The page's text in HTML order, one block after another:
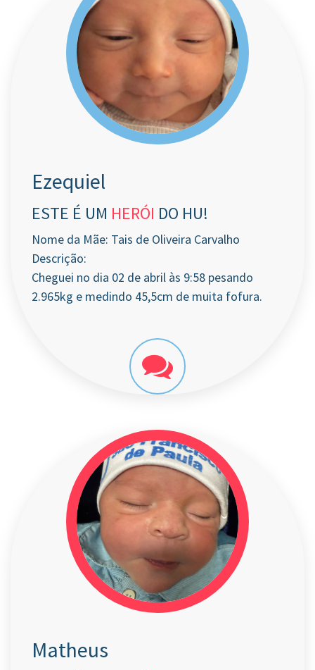
Ezequiel
ESTE É UM HERÓI DO HU!
Nome da Mãe: Tais de Oliveira Carvalho
Descrição:
Cheguei no dia 02 de abril às 9:58 pesando
2.965kg e medindo 45,5cm de muita fofura.
Matheus